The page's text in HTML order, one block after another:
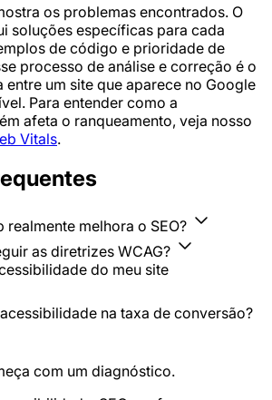
os problemas encontrados. O
soluções específicas para cada
de código e prioridade de
processo de análise e correção é o
um site que aparece no Google
Para entender como a
afeta o ranqueamento, veja nosso
Vitals.
melhora o SEO?
as diretrizes WCAG?
do meu site
na taxa de conversão?
com um diagnóstico.